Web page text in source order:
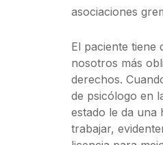
asociaciones
El paciente tiene
nosotros más
derechos.
de psicólogo en
estado le da una
trabajar,